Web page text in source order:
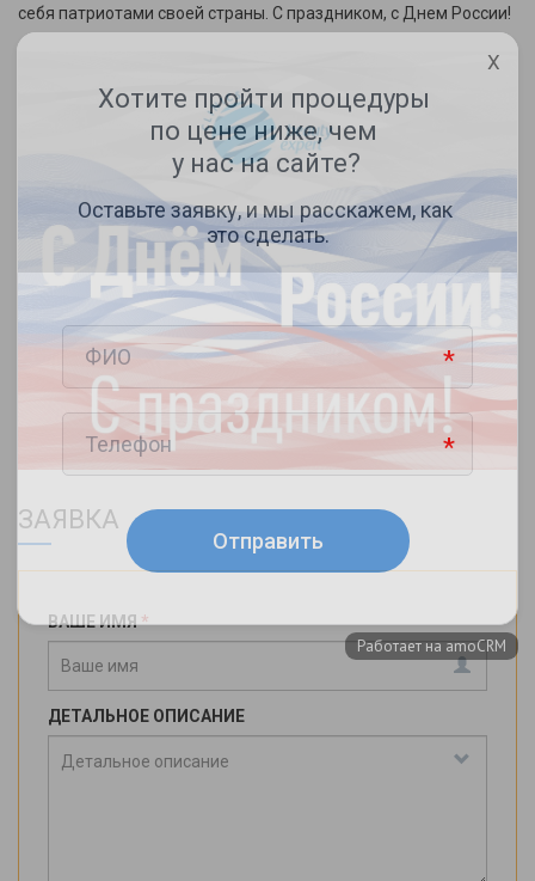
себя патриотами своей страны. С праздником, с Днем России!
ЗАЯВКА
ВАШЕ ИМЯ*
ДЕТАЛЬНОЕ ОПИСАНИЕ
X